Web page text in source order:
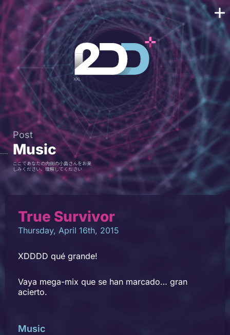
Post
Music
ここであなたの内側の小島さんをお楽
しみください、理解してください
True Survivor
Thursday, April 16th, 2015
XDDDD qué grande!
Vaya mega-mix que se han marcado… gran
acierto.
Music